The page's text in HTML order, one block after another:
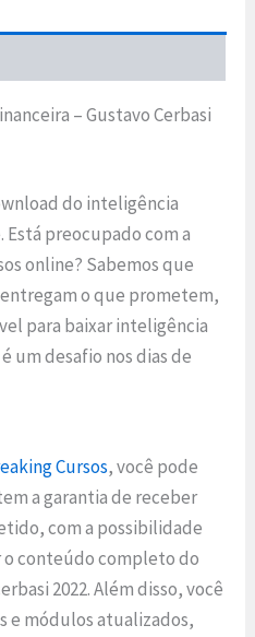
– Gustavo Cerbasi
do inteligência
Está preocupado com a
online? Sabemos que
o que prometem,
para baixar inteligência
um desafio nos dias de
Cursos, você pode
a garantia de receber
com a possibilidade
o conteúdo completo do
2022. Além disso, você
e módulos atualizados,